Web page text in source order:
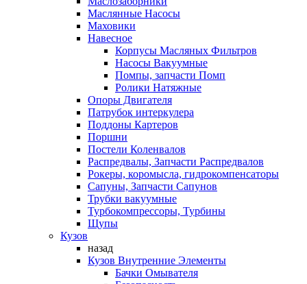
Маслянные Насосы
Маховики
Навесное
Корпусы Масляных Фильтров
Насосы Вакуумные
Помпы, запчасти Помп
Ролики Натяжные
Опоры Двигателя
Патрубок интеркулера
Поддоны Картеров
Поршни
Постели Коленвалов
Распредвалы, Запчасти Распредвалов
Рокеры, коромысла, гидрокомпенсаторы
Сапуны, Запчасти Сапунов
Трубки вакуумные
Турбокомпрессоры, Турбины
Щупы
Кузов
назад
Кузов Внутренние Элементы
Бачки Омывателя